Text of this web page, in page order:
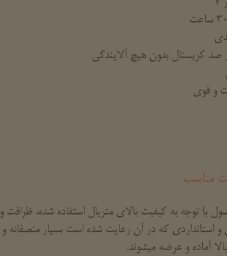
صد کریستال بدون هیچ آلایندگی
و قوی
مناسب
با توجه به کیفیت بالای متریال استفاده شده،
و استانداردی که در آن رعایت شده است بسیار
آماده و عرضه میشوند.